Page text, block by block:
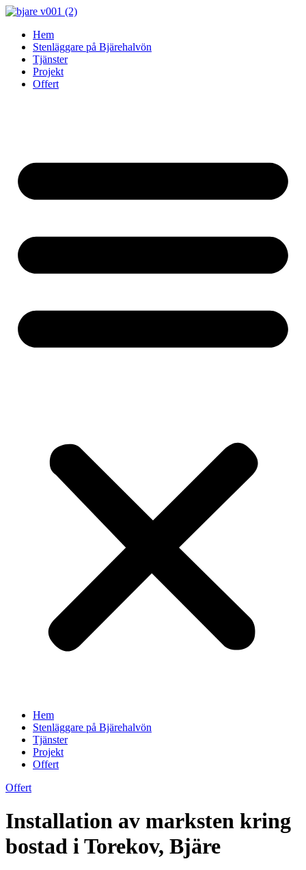
Skip
contentHem
Stenläggare på Bjärehalvön
Tjänster
Projekt
Offert
Hem
Stenläggare på Bjärehalvön
Tjänster
Projekt
Offert
Offert
Installation av marksten kring
bostad i Torekov, Bjäre